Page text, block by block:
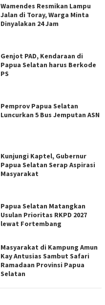
Wamendes Resmikan Lampu
Jalan di Toray, Warga Minta
Dinyalakan 24 Jam
Genjot PAD, Kendaraan di
Papua Selatan harus Berkode
PS
Pemprov Papua Selatan
Luncurkan 5 Bus Jemputan ASN
Kunjungi Kaptel, Gubernur
Papua Selatan Serap Aspirasi
Masyarakat
Papua Selatan Matangkan
Usulan Prioritas RKPD 2027
lewat Fortembang
Masyarakat di Kampung Amun
Kay Antusias Sambut Safari
Ramadaan Provinsi Papua
Selatan